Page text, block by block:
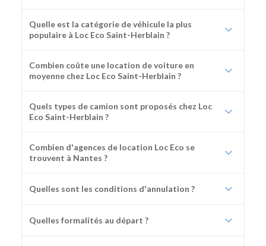
Quelle est la catégorie de véhicule la plus
populaire à Loc Eco Saint-Herblain ?
Combien coûte une location de voiture en
moyenne chez Loc Eco Saint-Herblain ?
Quels types de camion sont proposés chez Loc
Eco Saint-Herblain ?
Combien d'agences de location Loc Eco se
trouvent à Nantes ?
Quelles sont les conditions d'annulation ?
Quelles formalités au départ ?